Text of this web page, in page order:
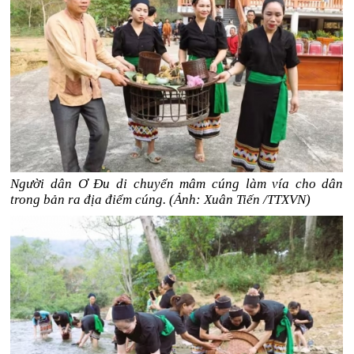
Người dân Ơ Đu di chuyển mâm cúng làm vía cho dân
trong bản ra địa điểm cúng. (Ảnh: Xuân Tiến /TTXVN)